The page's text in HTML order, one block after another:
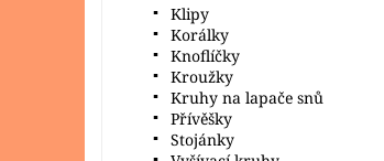
Klipy
Korálky
Knoflíčky
Kroužky
Kruhy na lapače snů
Přívěšky
Stojánky